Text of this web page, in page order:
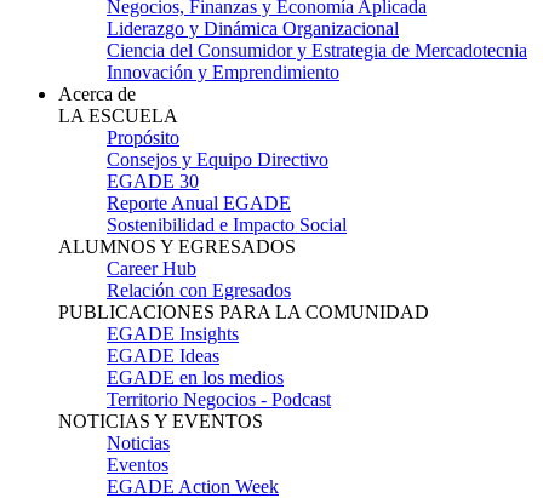
Negocios, Finanzas y Economía Aplicada
Liderazgo y Dinámica Organizacional
Ciencia del Consumidor y Estrategia de Mercadotecnia
Innovación y Emprendimiento
Acerca de
LA ESCUELA
Propósito
Consejos y Equipo Directivo
EGADE 30
Reporte Anual EGADE
Sostenibilidad e Impacto Social
ALUMNOS Y EGRESADOS
Career Hub
Relación con Egresados
PUBLICACIONES PARA LA COMUNIDAD
EGADE Insights
EGADE Ideas
EGADE en los medios
Territorio Negocios - Podcast
NOTICIAS Y EVENTOS
Noticias
Eventos
EGADE Action Week